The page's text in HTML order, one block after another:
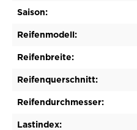
Saison:
Reifenmodell:
Reifenbreite:
Reifenquerschnitt:
Reifendurchmesser:
Lastindex: